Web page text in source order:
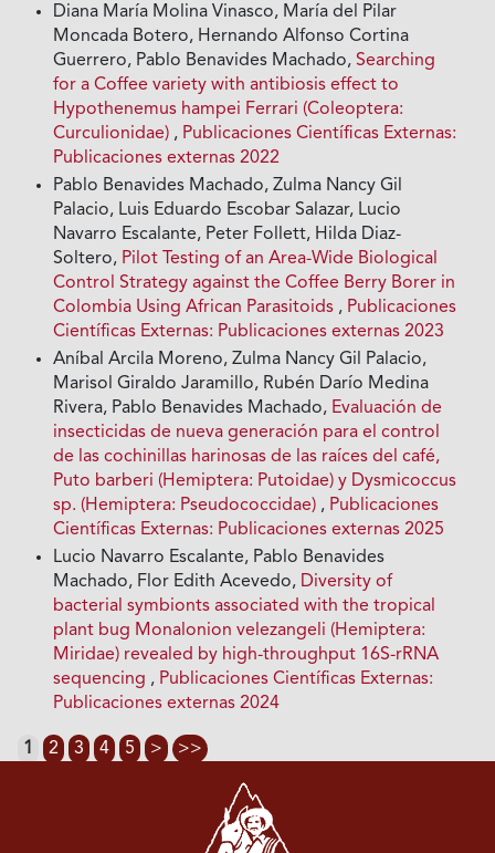
Diana María Molina Vinasco, María del Pilar
Moncada Botero, Hernando Alfonso Cortina
Guerrero, Pablo Benavides Machado,Searching
for a Coffee variety with antibiosis effect to
Hypothenemus hampei Ferrari (Coleoptera:
Curculionidae) , Publicaciones Científicas Externas:
Publicaciones externas 2022
Pablo Benavides Machado, Zulma Nancy Gil
Palacio, Luis Eduardo Escobar Salazar, Lucio
Navarro Escalante, Peter Follett, Hilda Diaz-
Soltero, Pilot Testing of an Area-Wide Biological
Control Strategy against the Coffee Berry Borer in
Colombia Using African Parasitoids , Publicaciones
Científicas Externas: Publicaciones externas 2023
Aníbal Arcila Moreno, Zulma Nancy Gil Palacio,
Marisol Giraldo Jaramillo, Rubén Darío Medina
Rivera, Pablo Benavides Machado, Evaluación de
insecticidas de nueva generación para el control
de las cochinillas harinosas de las raíces del café,
Puto barberi (Hemiptera: Putoidae) y Dysmicoccus
sp. (Hemiptera: Pseudococcidae) , Publicaciones
Científicas Externas: Publicaciones externas 2025
Lucio Navarro Escalante, Pablo Benavides
Machado, Flor Edith Acevedo, Diversity of
bacterial symbionts associated with the tropical
plant bug Monalonion velezangeli (Hemiptera:
Miridae) revealed by high-throughput 16S-rRNA
sequencing , Publicaciones Científicas Externas:
Publicaciones externas 2024
1 2 3 4 5 > >>